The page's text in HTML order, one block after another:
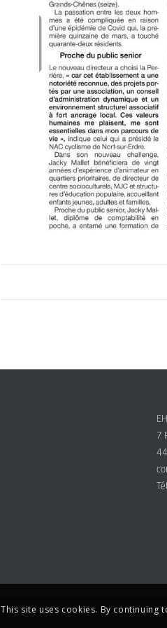
7
This site uses cookies. By continuing